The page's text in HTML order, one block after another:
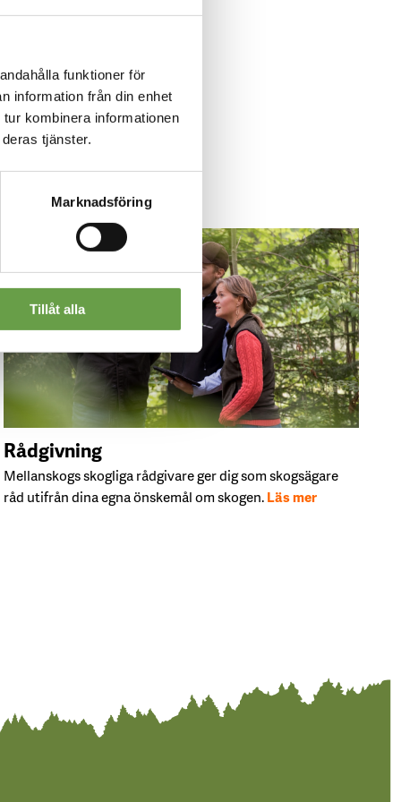
funktioner för
information från din enhet
kombinera informationen
tjänster.
Marknadsföring
Tillåt alla
Rådgivning
Mellanskogs skogliga rådgivare ger dig som skogsägare
råd utifrån dina egna önskemål om skogen.Läs mer